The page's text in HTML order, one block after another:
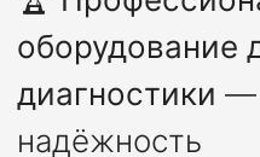
оборудование
диагностики —
надёжность